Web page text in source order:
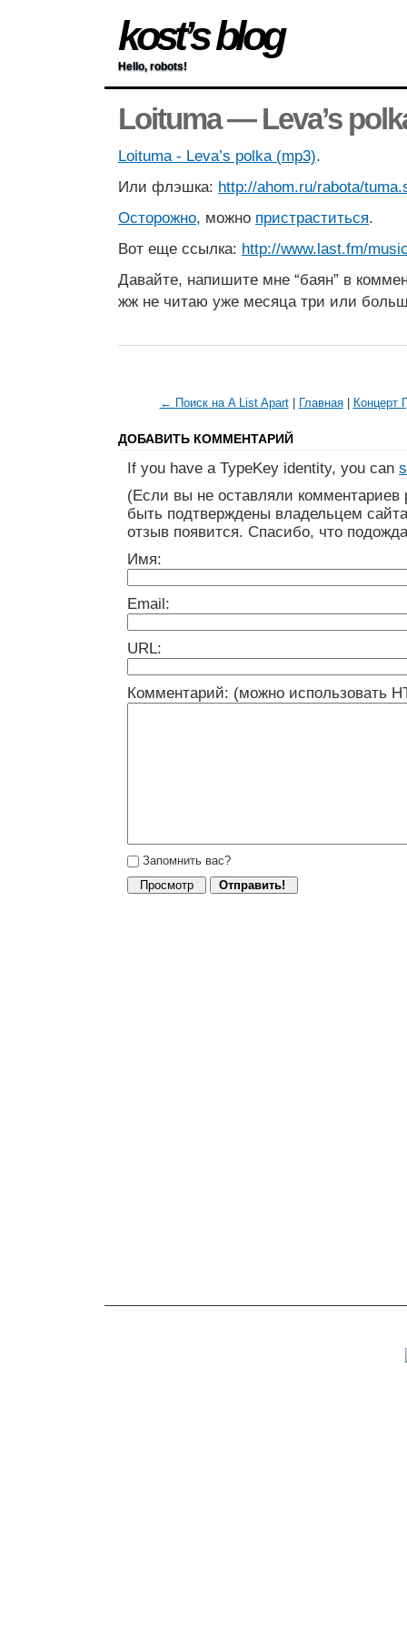
kost’s blog
Hello, robots!
Loituma — Leva’s
Loituma - Leva’s polka (mp3).
Или флэшка: http://ahom.ru/rabota/
Осторожно, можно пристраститься.
Вот еще ссылка: http://www.last.fm/
Давайте, напишите мне “баян” в
жж не читаю уже месяца три или
← Поиск на A List Apart| Главная| Концерт
ДОБАВИТЬ КОММЕНТАРИЙ
If you have a TypeKey identity, you can
(Если вы не оставляли
быть подтверждены владельцем
отзыв появится. Спасибо, что
Имя:
Email:
URL:
Комментарий: (можно использовать
Запомнить вас?